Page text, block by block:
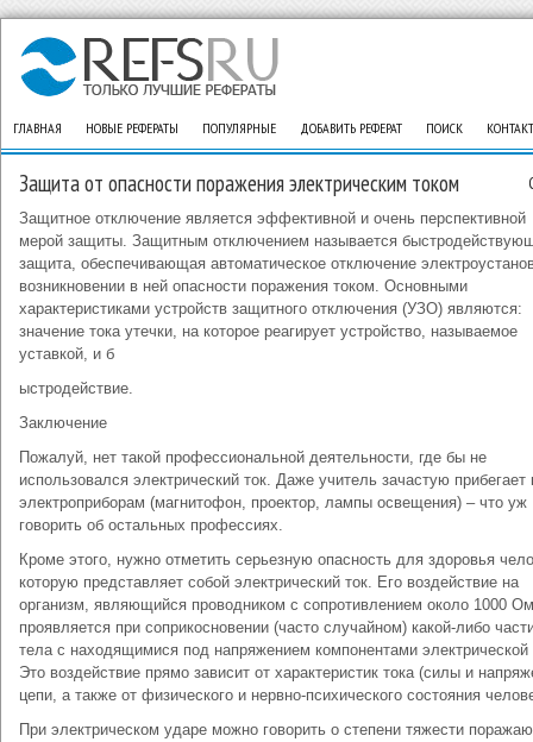
ГЛАВНАЯ НОВЫЕ РЕФЕРАТЫ ПОПУЛЯРНЫЕ ДОБАВИТЬ РЕФЕРАТ ПОИСК
Защита от опасности поражения электрическим током
Защитное отключение является эффективной и очень перспективной
мерой защиты. Защитным отключением называется
защита, обеспечивающая автоматическое отключение
возникновении в ней опасности поражения током. Основными
характеристиками устройств защитного отключения (УЗО) являются:
значение тока утечки, на которое реагирует устройство, называемое
уставкой, и б
ыстродействие.
Заключение
Пожалуй, нет такой профессиональной деятельности, где бы не
использовался электрический ток. Даже учитель зачастую прибегает
электроприборам (магнитофон, проектор, лампы освещения) – что уж
говорить об остальных профессиях.
Кроме этого, нужно отметить серьезную опасность для здоровья
которую представляет собой электрический ток. Его воздействие на
организм, являющийся проводником с сопротивлением около 1000
проявляется при соприкосновении (часто случайном) какой-либо
тела с находящимися под напряжением компонентами электрической
Это воздействие прямо зависит от характеристик тока (силы и
цепи, а также от физического и нервно-психического состояния
При электрическом ударе можно говорить о степени тяжести